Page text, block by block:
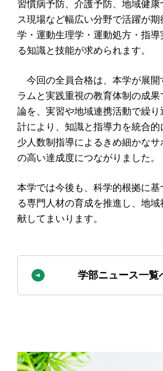
習慣病予防、介護予防、地域健
ス現場など幅広い分野で活躍が期
学・運動生理学・運動処方・指導
る知識と技能が求められます。
今回の全員合格は、本学が展開
ラムと実践重視の教育体制の成
論を、実習や地域連携活動で繰
計により、知識と指導力を統合的
少人数制指導によるきめ細かな
の高い達成度につながりました。
本学では今後も、科学的根拠に基
る専門人材の育成を推進し、地
献してまいります。
学部ニュース一覧